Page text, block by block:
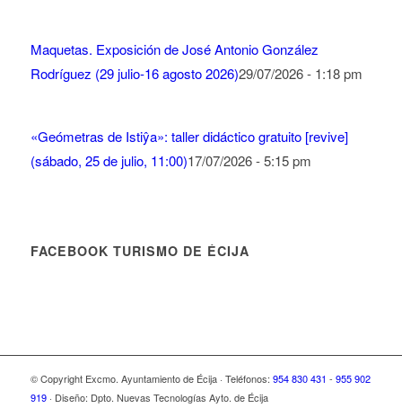
Maquetas. Exposición de José Antonio González
Rodríguez (29 julio-16 agosto 2026)29/07/2026 - 1:18 pm
«Geómetras de Istiŷa»: taller didáctico gratuito [revive]
(sábado, 25 de julio, 11:00)17/07/2026 - 5:15 pm
FACEBOOK TURISMO DE ÉCIJA
© Copyright Excmo. Ayuntamiento de Écija · Teléfonos: 954 830 431 - 955 902
919· Diseño: Dpto. Nuevas Tecnologías Ayto. de Écija